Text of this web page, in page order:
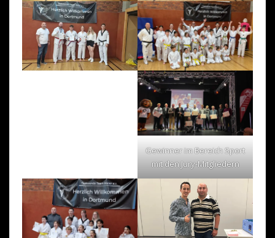
Gewinner im Bereich Sport
mit den Jury-Mitgliedern